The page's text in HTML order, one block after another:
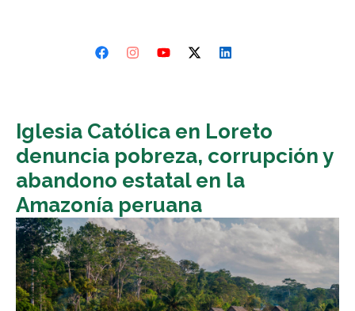
Iglesia Católica en Loreto
denuncia pobreza, corrupción y
abandono estatal en la
Amazonía peruana